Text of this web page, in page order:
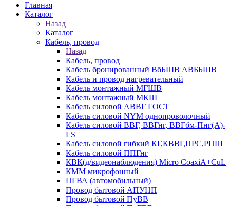
Главная
Каталог
Назад
Каталог
Кабель, провод
Назад
Кабель, провод
Кабель бронированный ВбБШВ АВББШВ
Кабель и провод нагревательный
Кабель монтажный МГШВ
Кабель монтажный МКШ
Кабель силовой АВВГ ГОСТ
Кабель силовой NYM однопроволочный
Кабель силовой ВВГ, ВВГнг, ВВГбм-Пнг(А)-
LS
Кабель силовой гибкий КГ,КВВГ,ПРС,РПШ
Кабель силовой ППГнг
КВК(д/видеонаблюдения) Micro CoaxiA+CuL
КММ микрофонный
ПГВА (автомобильный)
Провод бытовой АПУНП
Провод бытовой ПуВВ